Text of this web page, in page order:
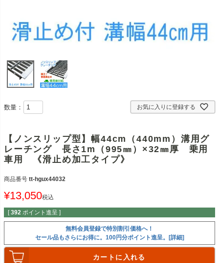
お気に入りに登録する
数量：
【ノンスリップ型】幅44cm（440mm）溝用グ
レーチング 長さ1m（995㎜）×32㎜厚 乗用
車用 《滑止め加工タイプ》
商品番号 tt-hgux44032
¥13,050税込
[ 392 ポイント進呈 ]
無料会員登録で特別割引価格へ！
セール品もさらにお得に。100円分ポイント進呈。[詳細]
カートに入れる